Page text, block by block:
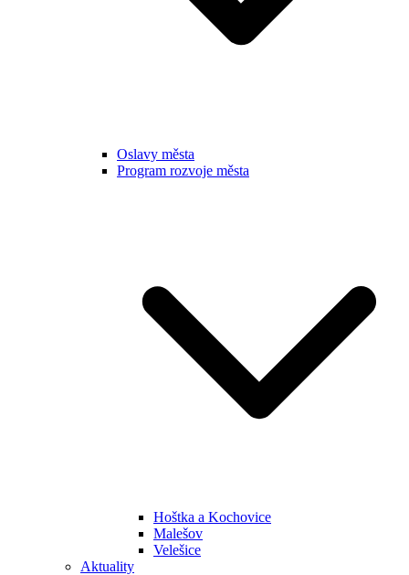
Oslavy města
Program rozvoje města
Hoštka a Kochovice
Malešov
Velešice
Aktuality